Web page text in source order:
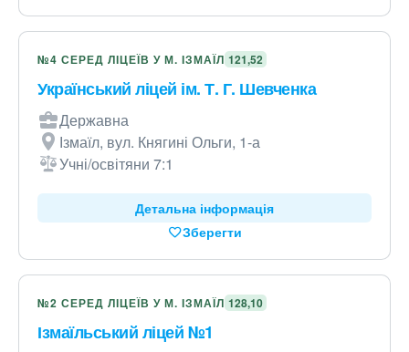
№4 СЕРЕД ЛІЦЕЇВ У М. ІЗМАЇЛ 121,52
Український ліцей ім. Т. Г. Шевченка
Державна
Ізмаїл, вул. Княгині Ольги, 1-а
Учні/освітяни 7:1
Детальна інформація
Зберегти
№2 СЕРЕД ЛІЦЕЇВ У М. ІЗМАЇЛ 128,10
Ізмаїльський ліцей №1